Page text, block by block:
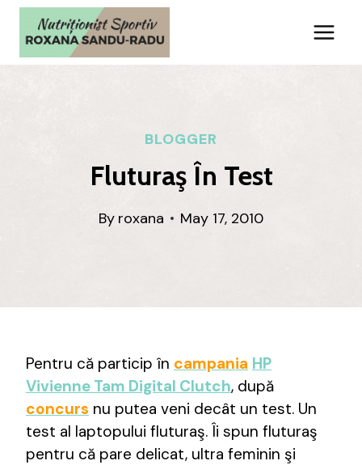
Skip
content
BLOGGER
Fluturaş În Test
By roxana May 17, 2010
Pentru că particip în campania HP
Vivienne Tam Digital Clutch, după
concurs nu putea veni decât un test. Un
test al laptopului fluturaş. Îi spun fluturaş
pentru că pare delicat, ultra feminin şi